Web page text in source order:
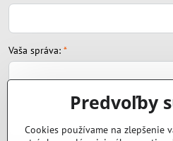
Vaša správa: *
Predvoľby
Cookies používame na zlepšenie